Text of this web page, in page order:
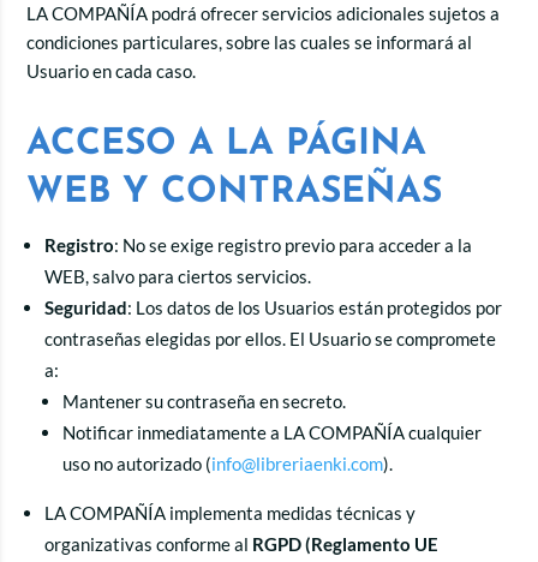
LA COMPAÑÍA podrá ofrecer servicios adicionales sujetos a
condiciones particulares, sobre las cuales se informará al
Usuario en cada caso.
ACCESO A LA PÁGINA
WEB Y CONTRASEÑAS
Registro: No se exige registro previo para acceder a la
WEB, salvo para ciertos servicios.
Seguridad: Los datos de los Usuarios están protegidos por
contraseñas elegidas por ellos. El Usuario se compromete
a:
Mantener su contraseña en secreto.
Notificar inmediatamente a LA COMPAÑÍA cualquier
uso no autorizado (info@libreriaenki.com).
LA COMPAÑÍA implementa medidas técnicas y
organizativas conforme al RGPD (Reglamento UE